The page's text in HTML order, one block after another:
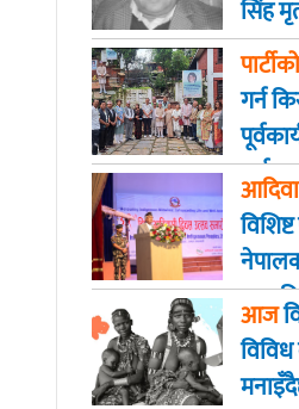
सिंह
पार्टीको
गर्न
आज